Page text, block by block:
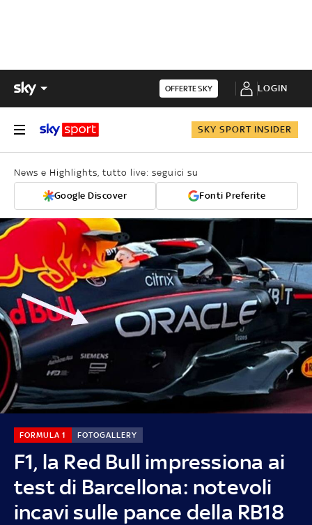
OFFERTE SKY LOGIN
SKY SPORT INSIDER
News e Highlights, tutto live: seguici su
Google Discover Fonti Preferite
F1, la Red Bull impressiona ai
test di Barcellona: notevoli
incavi sulle pance della RB18
FORMULA 1 FOTOGALLERY